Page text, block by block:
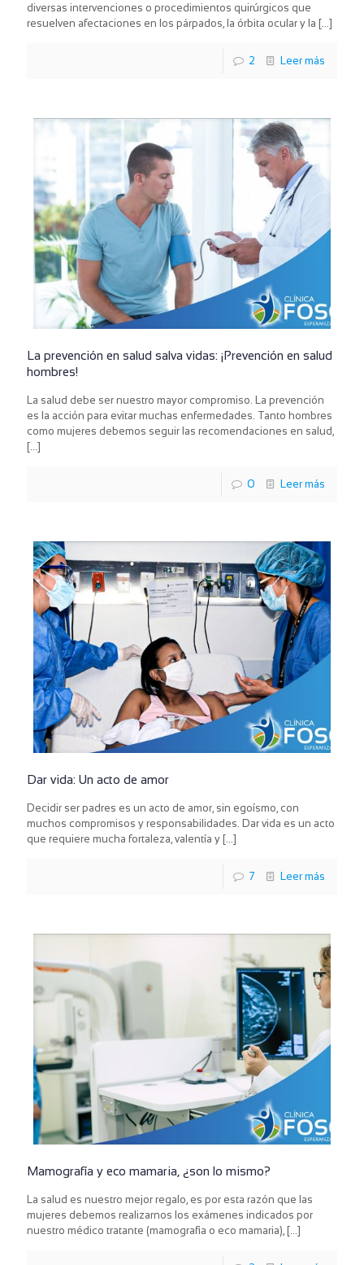
diversas intervenciones o procedimientos quirúrgicos que
resuelven afectaciones en los párpados, la órbita ocular y la […]
2 Leer más
La prevención en salud salva vidas: ¡Prevención en salud
hombres!
La salud debe ser nuestro mayor compromiso. La prevención
es la acción para evitar muchas enfermedades. Tanto hombres
como mujeres debemos seguir las recomendaciones en salud,
[…]
0 Leer más
Dar vida: Un acto de amor
Decidir ser padres es un acto de amor, sin egoísmo, con
muchos compromisos y responsabilidades. Dar vida es un acto
que requiere mucha fortaleza, valentía y […]
7 Leer más
Mamografía y eco mamaria, ¿son lo mismo?
La salud es nuestro mejor regalo, es por esta razón que las
mujeres debemos realizarnos los exámenes indicados por
nuestro médico tratante (mamografìa o eco mamaria), […]